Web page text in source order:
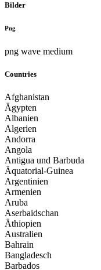
Bilder
Png
png wave medium
Countries
Afghanistan
Ägypten
Albanien
Algerien
Andorra
Angola
Antigua und Barbuda
Äquatorial-Guinea
Argentinien
Armenien
Aruba
Aserbaidschan
Äthiopien
Australien
Bahrain
Bangladesch
Barbados